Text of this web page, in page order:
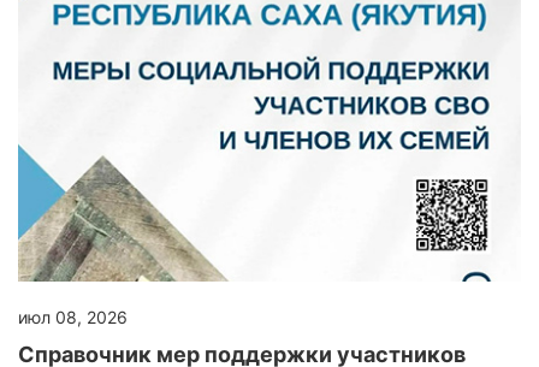
июл 08, 2026
Справочник мер поддержки участников